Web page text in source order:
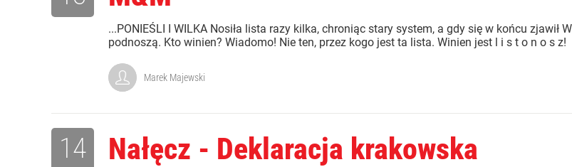
...PONIEŚLI I WILKA Nosiła lista razy kilka, chroniąc stary system, a gdy się w końcu zjawił
podnoszą. Kto winien? Wiadomo! Nie ten, przez kogo jest ta lista. Winien jest l i s t o n o s z!
Marek Majewski
Nałęcz - Deklaracja krakowska
14